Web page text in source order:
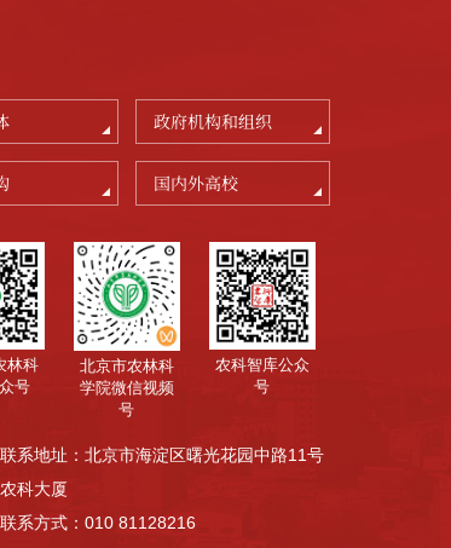
政府机构和组织
国内外高校
林科
号
北京市农林科
学院微信视频
号
农科智库公众
号
联系地址：北京市海淀区曙光花园中路11号
农科大厦
联系方式：010 81128216